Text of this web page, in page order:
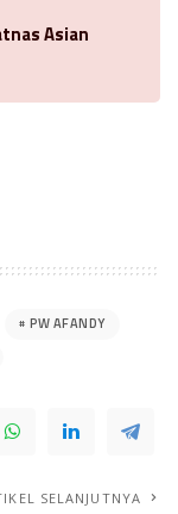
Asian
PW AFANDY
SELANJUTNYA